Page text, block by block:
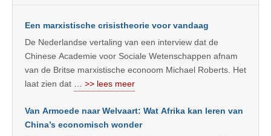
Een marxistische crisistheorie voor vandaag
De Nederlandse vertaling van een interview dat de
Chinese Academie voor Sociale Wetenschappen afnam
van de Britse marxistische econoom Michael Roberts. Het
laat zien dat … >> lees meer
Van Armoede naar Welvaart: Wat Afrika kan leren van
China’s economisch wonder